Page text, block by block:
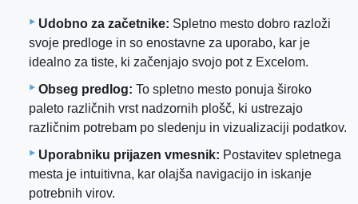
Udobno za začetnike: Spletno mesto dobro razloži
svoje predloge in so enostavne za uporabo, kar je
idealno za tiste, ki začenjajo svojo pot z Excelom.
Obseg predlog: To spletno mesto ponuja široko
paleto različnih vrst nadzornih plošč, ki ustrezajo
različnim potrebam po sledenju in vizualizaciji podatkov.
Uporabniku prijazen vmesnik: Postavitev spletnega
mesta je intuitivna, kar olajša navigacijo in iskanje
potrebnih virov.